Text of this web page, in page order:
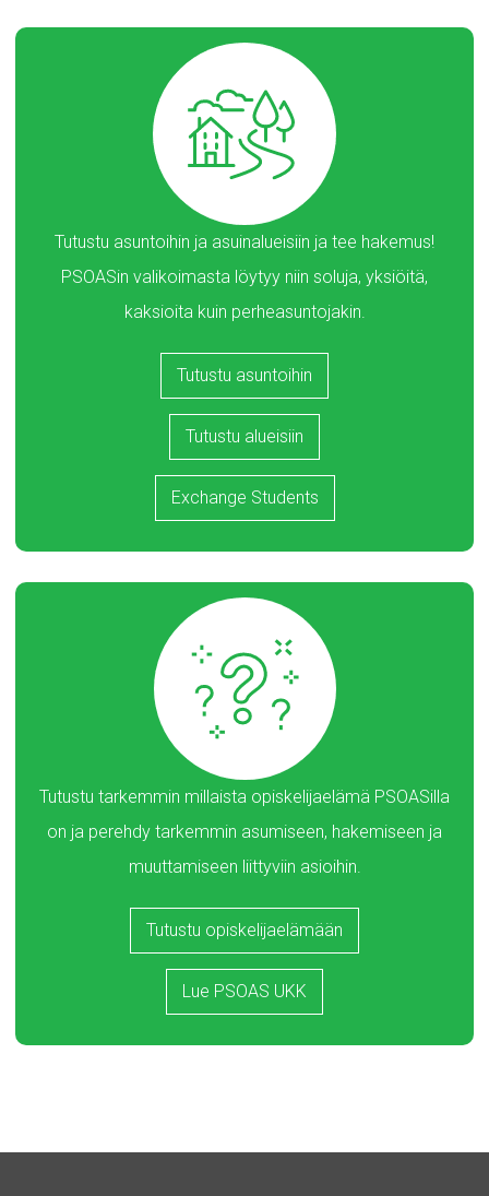
Tutustu asuntoihin ja asuinalueisiin ja tee hakemus!
PSOASin valikoimasta löytyy niin soluja, yksiöitä,
kaksioita kuin perheasuntojakin.
Tutustu asuntoihin
Tutustu alueisiin
Exchange Students
Tutustu tarkemmin millaista opiskelijaelämä PSOASilla
on ja perehdy tarkemmin asumiseen, hakemiseen ja
muuttamiseen liittyviin asioihin.
Tutustu opiskelijaelämään
Lue PSOAS UKK